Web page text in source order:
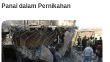
Panai dalam Pernikahan